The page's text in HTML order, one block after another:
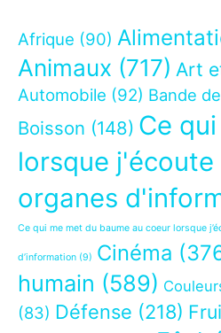
Afrique (90)
Animaux (717) Art
Automobile (92) Bande
Boisson (148) Ce
lorsque j'écoute
organes
Ce qui me met du baume au coeur lorsque
d’information (9) Cinéma
humain (589)
(83) Défense (218)